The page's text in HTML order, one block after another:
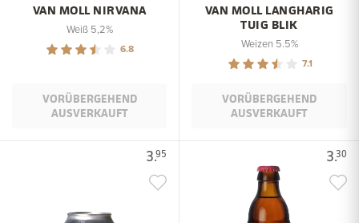
VAN MOLL NIRVANA
Weiß 5,2%
6.8
VORÜBERGEHEND
AUSVERKAUFT
VAN MOLL LANGHARIG
TUIG BLIK
Weizen 5.5%
7.1
VORÜBERGEHEND
AUSVERKAUFT
3.95 3.30